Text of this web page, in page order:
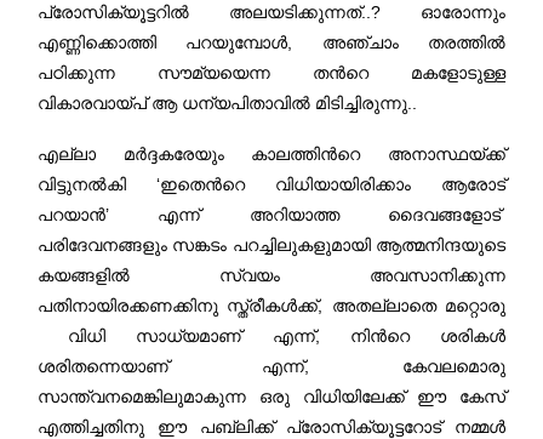
പ്രോസിക്യൂട്ടറിൽ അലയടിക്കുന്നത്..? ഓരോന്നും
എണ്ണിക്കൊത്തി പറയുമ്പോൾ, അഞ്ചാം തരത്തിൽ
പഠിക്കുന്ന സൗമ്യയെന്ന തന്‍റെ മകളോടുള്ള
വികാരവായ്പ് ആ ധന്യപിതാവിൽ മിടിച്ചിരുന്നു..
എല്ലാ മർദ്ദകരേയും കാലത്തിന്‍റെ അനാസ്ഥയ്ക്ക്
വിട്ടുനൽകി ‘ഇതെന്‍റെ വിധിയായിരിക്കാം ആരോട്
പറയാൻ’ എന്ന് അറിയാത്ത ദൈവങ്ങളോട്
പരിദേവനങ്ങളും സങ്കടം പറച്ചിലുകളുമായി ആത്മനിന്ദയുടെ
കയങ്ങളിൽ സ്വയം അവസാനിക്കുന്ന
പതിനായിരക്കണക്കിനു സ്ത്രീകൾക്ക്, അതല്ലാതെ മറ്റൊരു
വിധി സാധ്യമാണ് എന്ന്, നിന്‍റെ ശരികൾ
ശരിതന്നെയാണ് എന്ന്, കേവലമൊരു
സാന്ത്വനമെങ്കിലുമാകുന്ന ഒരു വിധിയിലേക്ക് ഈ കേസ്
എത്തിച്ചതിനു ഈ പബ്ലിക്ക് പ്രോസിക്യൂട്ടറോട് നമ്മൾ